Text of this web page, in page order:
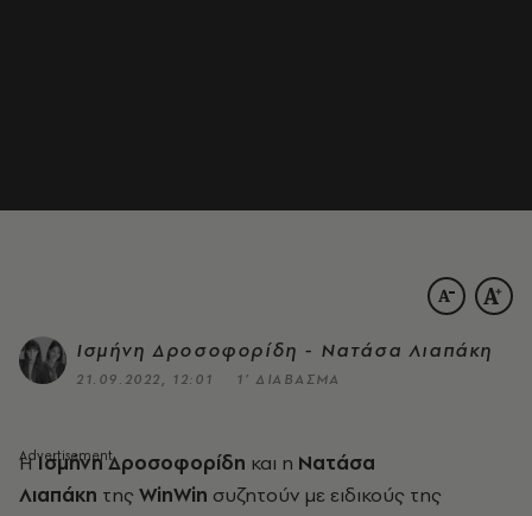
Ισμήνη Δροσοφορίδη - Νατάσα Λιαπάκη
21.09.2022, 12:01 1’ ΔΙΑΒΑΣΜΑ
ΗΙσμήνη Δροσοφορίδη και η Νατάσα
Λιαπάκη της WinWin συζητούν με ειδικούς της